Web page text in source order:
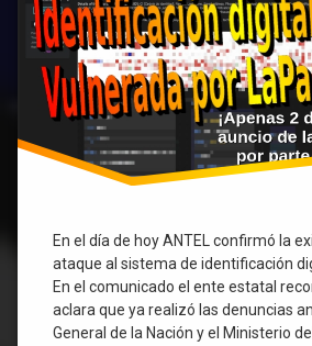
En el día de hoy ANTEL confirmó la
ataque al sistema de identificación
En el comunicado el ente estatal
aclara que ya realizó las denuncias
General de la Nación y el Ministerio
Uruguay
por
parte
del
gobierno